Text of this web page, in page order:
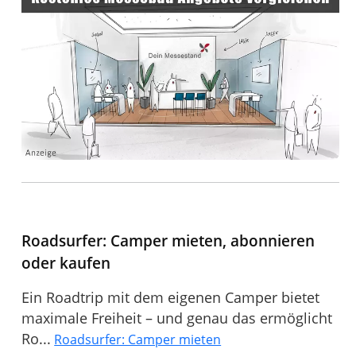
Roadsurfer: Camper mieten, abonnieren
oder kaufen
Ein Roadtrip mit dem eigenen Camper bietet
maximale Freiheit – und genau das ermöglicht
Ro... Roadsurfer: Camper mieten